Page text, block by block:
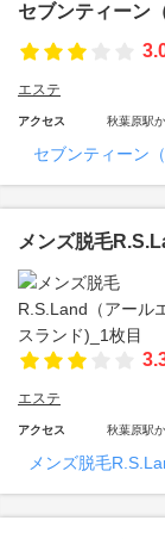
セブンティーン
エステ
アクセス 秋葉原駅
セブンティーン
メンズ脱毛
エステ
アクセス 秋葉原駅
メンズ脱毛